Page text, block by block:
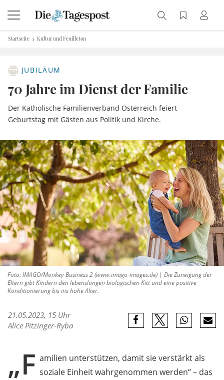
Startseite Kultur und Feuilleton
JUBILÄUM
70 Jahre im Dienst der Familie
Der Katholische Familienverband Österreich feiert
Geburtstag mit Gästen aus Politik und Kirche.
Foto: IMAGO/Monkey Business 2 (www.imago-images.de) | Die Zuneigung der
Eltern gibt Kindern den lebenslangen biologischen Kitt und eine positive
Konditionierung bis ins hohe Alter.
21.05.2023, 15 Uhr
Alice Pitzinger-Ryba
„F amilien unterstützen, damit sie verstärkt als
soziale Einheit wahrgenommen werden“ – das